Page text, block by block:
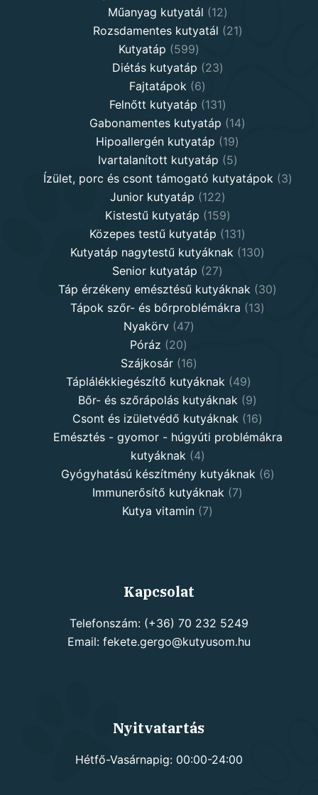
Műanyag kutyatál 1212
products
Rozsdamentes kutyatál 2121
Kutyatáp 599599
products
Diétás kutyatáp 2323
Fajtatápok 66
products
Felnőtt kutyatáp 131131
products
Gabonamentes kutyatáp 1414
Hipoallergén kutyatáp 1919
products
Ivartalanított kutyatáp 55
products
Ízület, porc és csont támogató kutyatápok 33
Junior kutyatáp 122122
products
Kistestű kutyatáp 159159
products
Közepes testű kutyatáp 131131
products
Kutyatáp nagytestű kutyáknak 130130
Senior kutyatáp 2727
products
Táp érzékeny emésztésű kutyáknak 3030
Tápok szőr- és bőrproblémákra 1313
Nyakörv 4747
Póráz 2020
products
Szájkosár 1616
products
Táplálékkiegészítő kutyáknak 4949
products
Bőr- és szőrápolás kutyáknak 99
products
Csont és izületvédő kutyáknak 1616
products
Emésztés - gyomor - húgyúti problémákra
kutyáknak
44
products
Gyógyhatású készítmény kutyáknak 66
Immunerősítő kutyáknak 77
Kutya vitamin 77
Kapcsolat
Telefonszám: (+36) 70 232 5249
Email: fekete.gergo@kutyusom.hu
Nyitvatartás
Hétfő-Vasárnapig: 00:00-24:00